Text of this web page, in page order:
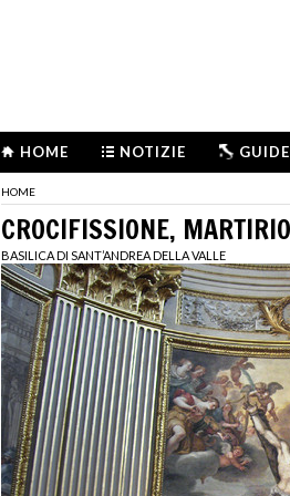
HOME NOTIZIE GUIDE
HOME
CROCIFISSIONE,
BASILICA DI SANT’ANDREA DELLA VALLE